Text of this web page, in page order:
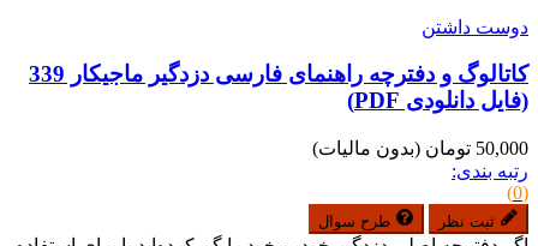
دوست داشتن
کاتالوگ و دفترچه راهنمای فارسی دزدگیر ماجیکار 339
(فایل دانلودی PDF)
50,000 تومان
(بدون مالیات)
رتبه بندی:
(0)
ثبت نظر طرح سوال